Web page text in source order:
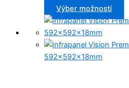
Výber možností